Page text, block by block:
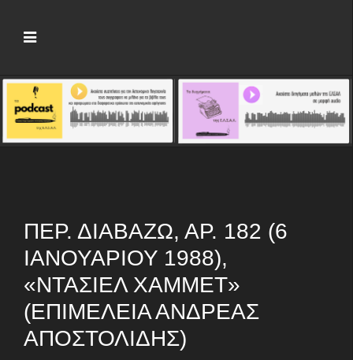
ΠΕΡ. ΔΙΑΒΆΖΩ, ΑΡ. 182 (6
ΙΑΝΟΥΑΡΊΟΥ 1988),
«ΝΤΆΣΙΕΛ ΧΆΜΜΕΤ»
(ΕΠΙΜΈΛΕΙΑ ΑΝΔΡΈΑΣ
ΑΠΟΣΤΟΛΊΔΗΣ)